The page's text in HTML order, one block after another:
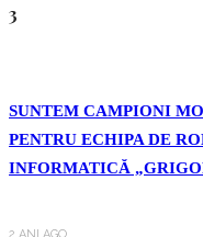
3
SUNTEM CAMPIONI
PENTRU ECHIPA DE
INFORMATICĂ
2 ANI AGO